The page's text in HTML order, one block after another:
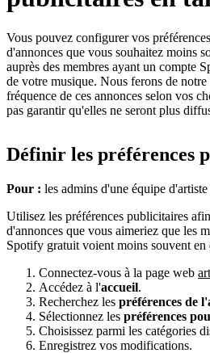
Vous pouvez configurer vos
d'annonces que vous souhaitez moins
auprès des membres ayant un compte
de votre musique. Nous ferons de
fréquence de ces annonces selon vos
pas garantir qu'elles ne seront plus
Définir les préférences
Pour : les admins d'une équipe
Utilisez les préférences publicitaires
d'annonces que vous aimeriez que les
Spotify gratuit voient moins souvent en
Connectez-vous à la page web
Accédez à l'accueil.
Recherchez les préférences de
Sélectionnez les préférences
Choisissez parmi les catégories
Enregistrez vos modifications.